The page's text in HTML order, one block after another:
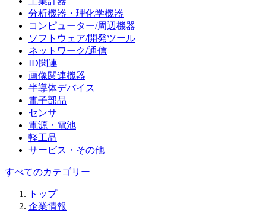
分析機器・理化学機器
コンピューター/周辺機器
ソフトウェア/開発ツール
ネットワーク/通信
ID関連
画像関連機器
半導体デバイス
電子部品
センサ
電源・電池
軽工品
サービス・その他
すべてのカテゴリー
トップ
企業情報